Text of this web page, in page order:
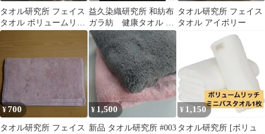
タオル研究所 フェイス
タオル ボリュームリッ
チ チャコールグレ
益久染織研究所 和紡布
ガラ紡 健康タオル ミ
ニ
タオル研究所 フェイス
タオル アイボリー
¥700
タオル研究所 フェイス
¥1,500
新品 タオル研究所 #003
¥ 1,150
タオル研究所 [ボリュ